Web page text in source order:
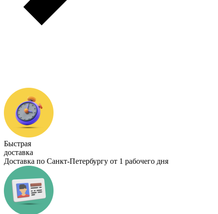
Быстрая
доставка
Доставка по Санкт-Петербургу от 1 рабочего дня